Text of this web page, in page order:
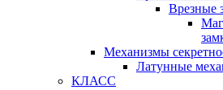
Врезные
Механизмы
Латунные
КЛАСС